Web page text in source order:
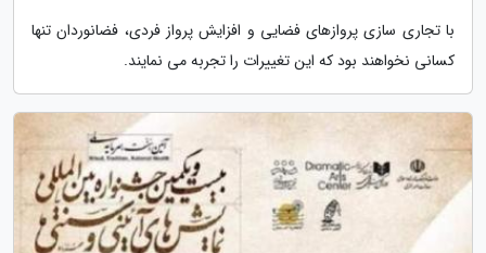
با تجاری سازی پروازهای فضایی و افزایش پرواز فردی، فضانوردان تنها
کسانی نخواهند بود که این تغییرات را تجربه می نمایند.